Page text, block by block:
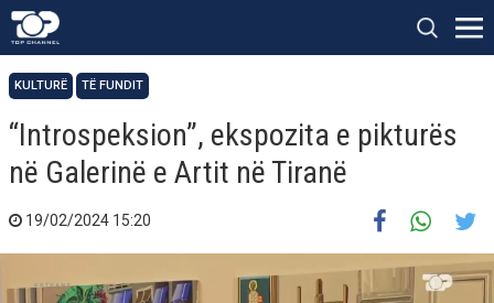
KULTURË TË FUNDIT
“Introspeksion”, ekspozita e pikturës
në Galerinë e Artit në Tiranë
19/02/2024 15:20